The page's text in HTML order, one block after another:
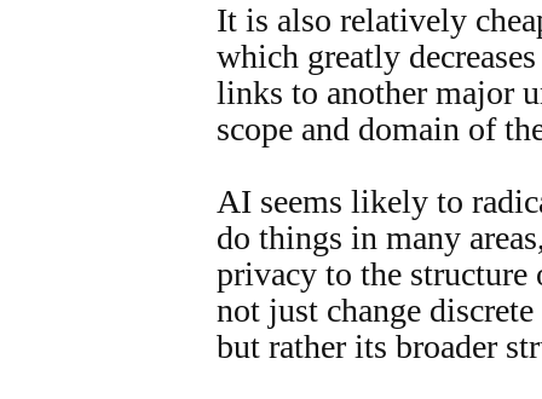
It is also relatively
which greatly
links to another major
scope and domain of
AI seems likely to
do things in many
privacy to the
not just change
but rather its broader